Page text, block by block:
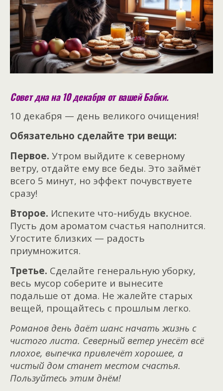
Совет дна на 10 декабря от вашей Бабки.
10 декабря — день великого очищения!
Обязательно сделайте три вещи:
Первое. Утром выйдите к северному
ветру, отдайте ему все беды. Это займёт
всего 5 минут, но эффект почувствуете
сразу!
Второе. Испеките что-нибудь вкусное.
Пусть дом ароматом счастья наполнится.
Угостите близких — радость
приумножится.
Третье. Сделайте генеральную уборку,
весь мусор соберите и вынесите
подальше от дома. Не жалейте старых
вещей, прощайтесь с прошлым легко.
Романов день даёт шанс начать жизнь с
чистого листа. Северный ветер унесёт всё
плохое, выпечка привлечёт хорошее, а
чистый дом станет местом счастья.
Пользуйтесь этим днём!